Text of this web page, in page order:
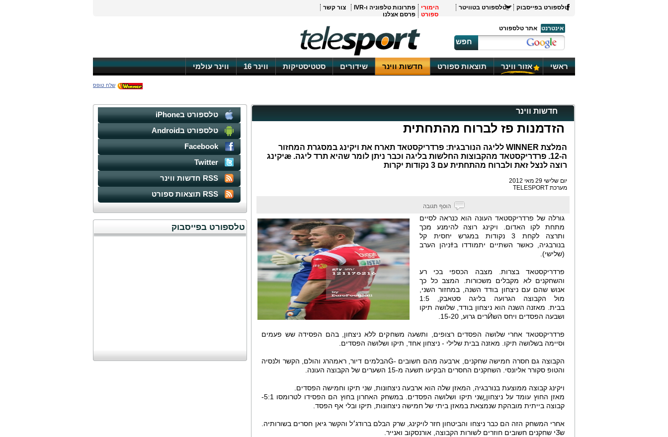
טלספורט בפייסבוק טלספורט בטוויטר
הימורי
ספורט
פתרונות טלפוניה ו-IVR
צור קשר
פרסם אצלנו
אינטרנט
אתר טלספורט
חפש
ראשי אזור ווינר תוצאות ספורט חדשות ווינר שידורים סטטיסטיקות ווינר 16 ווינר עולמי
שלח טופס
חדשות ווינר
הזדמנות פז לברוח מהתחתית
המלצת WINNER לליגה הנורבגית: פרדריקסטאד תארח את ויקינג במסגרת המחזור
ה-12. פרדריקסטאד מהקבוצות החלשות בליגה וכבר ניתן לומר שהיא תרד ליגה. ӕיקינג
רוצה לנצל זאת ולברוח מהתחתית עם 3 נקודות יקרות
יום שלישי 29 מאי 2012
מערכת TELESPORT
גורלה של פרדריקסטאד העונה הוא כנראה לסיים
מתחת לקו האדום. ויקינג רוצה להימנע מכך
ותרצה לקחת 3 נקודות במגרש יחסית קל
בנורבגיה, כאשר השתיים יתמודדו בߙניהן הערב
(שלישי).
פרדריקסטאד בצרות. מצבה הכספי בכי רע
והשחקנים לא מקבלים משכורות. המצב כל כך
אנוש שהם עם ניצחון בודד השנה, במחזור השני,
מול הקבוצה הגרועה בליגה סטאבק, 1:5
בבית. מאזנה השנה הוא ניצחון בודד, שלושה תיקו
ושבעה הפסדים ויחס השӢרים גרוע, 15-20.
פרדריקסטאד אחרי שלושה הפסדים רצופים, ותשעה משחקים ללא ניצחון, בהם הפסידה שש פעמים
וסיימה בשלושה תיקו. מאזנה בבית שלילי - ניצחון אחד, תיקו ושלושה הפסדים.
הקבוצה גם חסרה חמישה שחקנים, ארבעה מהם חשובים -Ġהבלמים דיור, ראמהרג והולם, הקשר ולנסיה
והטופ סקורר אליונסי. השחקנים החסרים הבקיעו תשעה מ-15 השערים של הקבוצה העונה.
ויקינג קבוצה ממוצעת בנורבגיה, המאזן שלה הוא ארבעה ניצחונות, שני תיקו וחמישה הפסדים.
מאזן החוץ עומד על ניצחון,̠שני תיקו ושלושה הפסדים. במשחק האחרון בחוץ הם הפסידו לטרומסו 5:1-
קבוצה בייתית מובהקת שנמצאת במאזן ביתי של חמישה ניצחונות, תיקו ובלי אף הפסד.
אחרי המשחק הזה הם כבר ניצחו והביטחון חזר לויקינג, שרק הבלם ברודג׳ל והקשר גיאן חסרים בשורותיה.
שӠי שחקנים חשובים חוזרים לשורות הקבוצה, אורנסקוב ואנייר.
טלספורט בiPhone
טלספורט בAndroid
Facebook
Twitter
RSS חדשות ווינר
RSS תוצאות ספורט
טלספורט בפייסבוק